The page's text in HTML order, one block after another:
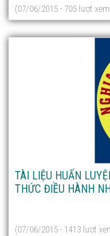
(07/06/2015 - 705 lượt
TÀI LIỆU HUẤN
THỨC ĐIỀU HÀNH
(07/06/2015 - 1413 lượt